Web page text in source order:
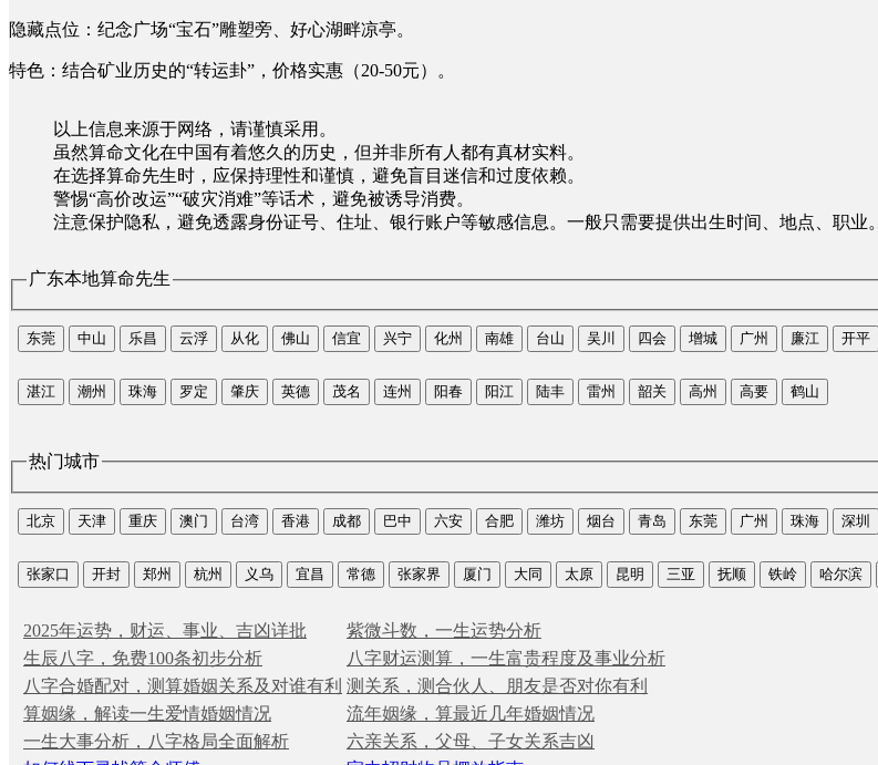
隐藏点位：纪念广场“宝石”雕塑旁、好心湖畔凉亭。
特色：结合矿业历史的“转运卦”，价格实惠（20-50元）。
以上信息来源于网络，请谨慎采用。
虽然算命文化在中国有着悠久的历史，但并非所有人都有真材实料。
在选择算命先生时，应保持理性和谨慎，避免盲目迷信和过度依赖。
警惕“高价改运”“破灾消难”等话术，避免被诱导消费。
注意保护隐私，避免透露身份证号、住址、银行账户等敏感信息。一般只需要提供出生时间、地点、职业。
广东本地算命先生
东莞 中山 乐昌 云浮 从化 佛山 信宜 兴宁 化州 南雄 台山 吴川 四会 增城 广州 廉江 开平
湛江 潮州 珠海 罗定 肇庆 英德 茂名 连州 阳春 阳江 陆丰 雷州 韶关 高州 高要 鹤山
热门城市
北京 天津 重庆 澳门 台湾 香港 成都 巴中 六安 合肥 潍坊 烟台 青岛 东莞 广州 珠海 深圳
张家口 开封 郑州 杭州 义乌 宜昌 常德 张家界 厦门 大同 太原 昆明 三亚 抚顺 铁岭 哈尔滨
2025年运势，财运、事业、吉凶详批
紫微斗数，一生运势分析
生辰八字，免费100条初步分析
八字财运测算，一生富贵程度及事业分析
八字合婚配对，测算婚姻关系及对谁有利 测关系，测合伙人、朋友是否对你有利
算姻缘，解读一生爱情婚姻情况
流年姻缘，算最近几年婚姻情况
一生大事分析，八字格局全面解析
六亲关系，父母、子女关系吉凶